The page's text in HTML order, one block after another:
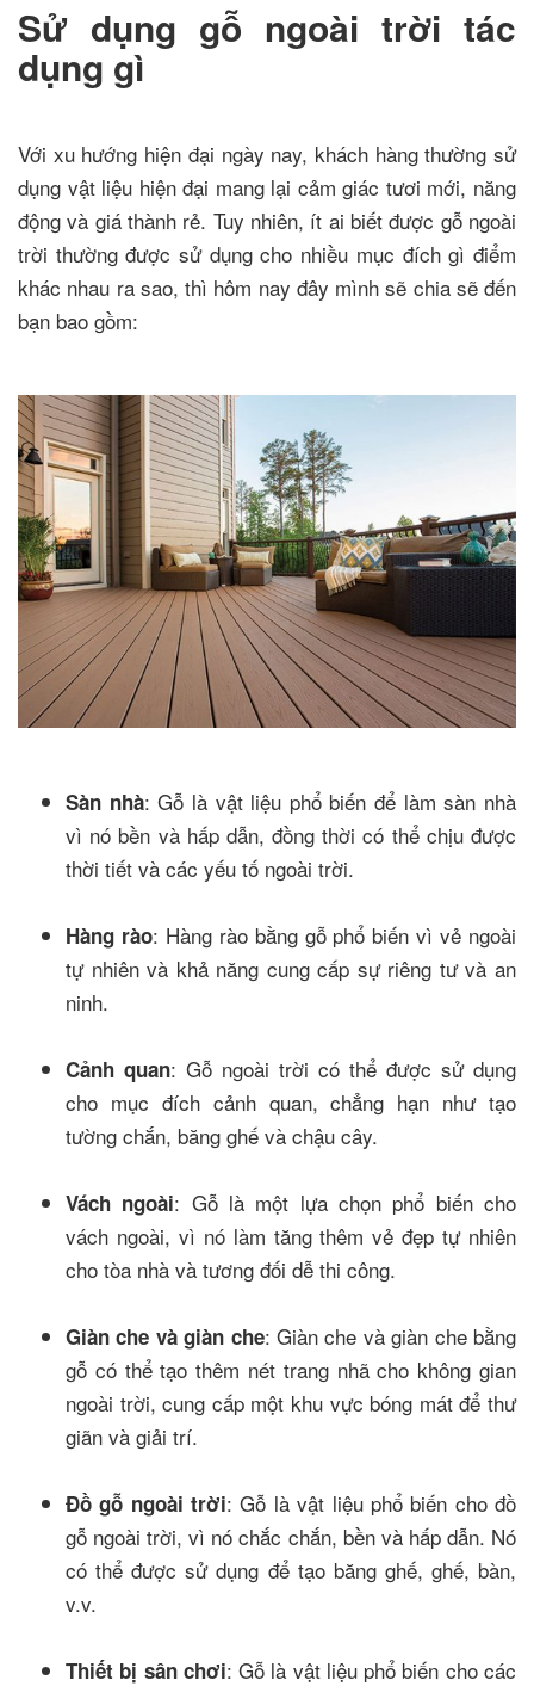
Sử dụng gỗ ngoài trời tác
dụng gì
Với xu hướng hiện đại ngày nay, khách hàng thường sử
dụng vật liệu hiện đại mang lại cảm giác tươi mới, năng
động và giá thành rẻ. Tuy nhiên, ít ai biết được gỗ ngoài
trời thường được sử dụng cho nhiều mục đích gì điểm
khác nhau ra sao, thì hôm nay đây mình sẽ chia sẽ đến
bạn bao gồm:
Sàn nhà: Gỗ là vật liệu phổ biến để làm sàn nhà
vì nó bền và hấp dẫn, đồng thời có thể chịu được
thời tiết và các yếu tố ngoài trời.
Hàng rào: Hàng rào bằng gỗ phổ biến vì vẻ ngoài
tự nhiên và khả năng cung cấp sự riêng tư và an
ninh.
Cảnh quan: Gỗ ngoài trời có thể được sử dụng
cho mục đích cảnh quan, chẳng hạn như tạo
tường chắn, băng ghế và chậu cây.
Vách ngoài: Gỗ là một lựa chọn phổ biến cho
vách ngoài, vì nó làm tăng thêm vẻ đẹp tự nhiên
cho tòa nhà và tương đối dễ thi công.
Giàn che và giàn che: Giàn che và giàn che bằng
gỗ có thể tạo thêm nét trang nhã cho không gian
ngoài trời, cung cấp một khu vực bóng mát để thư
giãn và giải trí.
Đồ gỗ ngoài trời: Gỗ là vật liệu phổ biến cho đồ
gỗ ngoài trời, vì nó chắc chắn, bền và hấp dẫn. Nó
có thể được sử dụng để tạo băng ghế, ghế, bàn,
v.v.
Thiết bị sân chơi: Gỗ là vật liệu phổ biến cho các